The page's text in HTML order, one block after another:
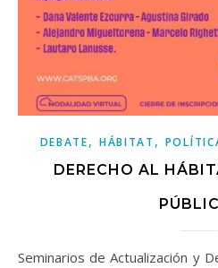
DEBATE, HÁBITAT ,
DERECHO AL
Seminarios de Actualización y Debate Profesional Derecho